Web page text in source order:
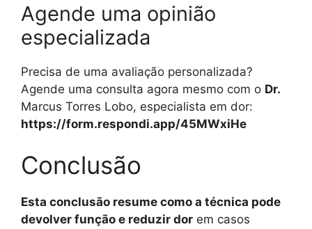
Agende uma opinião
especializada
Precisa de uma avaliação personalizada?
Agende uma consulta agora mesmo com o Dr.
Marcus Torres Lobo, especialista em dor:
https://form.respondi.app/45MWxiHe
Conclusão
Esta conclusão resume como a técnica pode
devolver função e reduzir dor em casos